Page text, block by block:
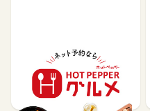
【ホットペッパーグル
メ】レストラン予約
85